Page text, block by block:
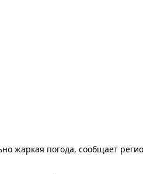
жаркая погода, сообщает